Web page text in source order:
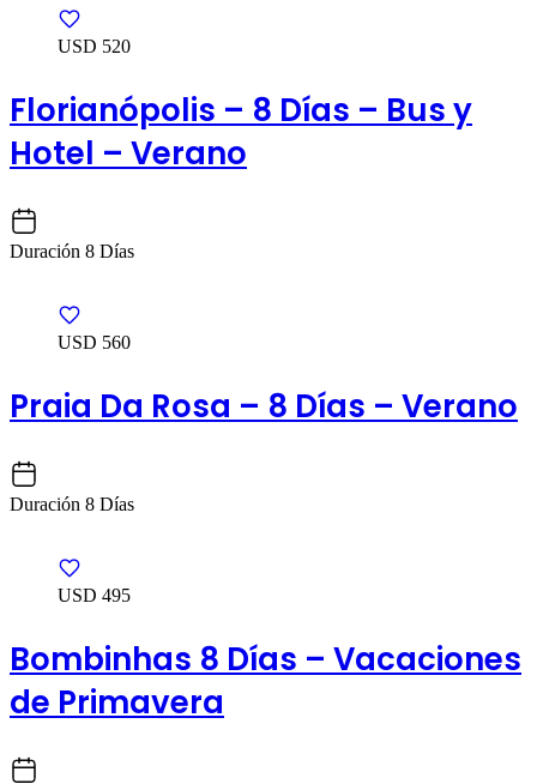
USD 520
Florianópolis – 8 Días – Bus y
Hotel – Verano
Duración 8 Días
USD 560
Praia Da Rosa – 8 Días – Verano
Duración 8 Días
USD 495
Bombinhas 8 Días – Vacaciones
de Primavera